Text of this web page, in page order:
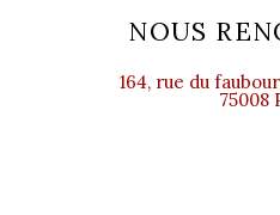
NOUS
164, rue du
75008